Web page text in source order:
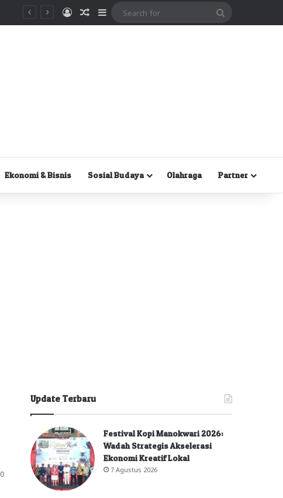
MasukRandom Article
Sidebar
Ekonomi & Bisnis Sosial Budaya Olahraga Partner
0
Update Terbaru
Festival Kopi Manokwari 2026:
Wadah Strategis Akselerasi
Ekonomi Kreatif Lokal
7 Agustus 2026